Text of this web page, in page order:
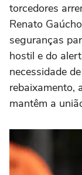
torcedores
Renato
seguranças
hostil e do
necessidade
rebaixamento,
mantêm a